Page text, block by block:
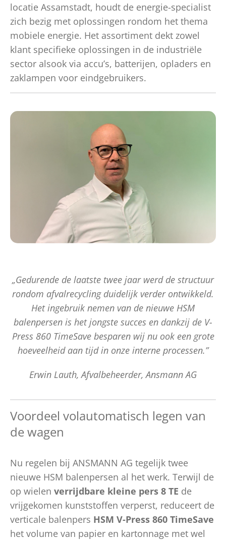
locatie Assamstadt, houdt de energie-specialist
zich bezig met oplossingen rondom het thema
mobiele energie. Het assortiment dekt zowel
klant specifieke oplossingen in de industriële
sector alsook via accu’s, batterijen, opladers en
zaklampen voor eindgebruikers.
„Gedurende de laatste twee jaar werd de structuur
rondom afvalrecycling duidelijk verder ontwikkeld.
Het ingebruik nemen van de nieuwe HSM
balenpersen is het jongste succes en dankzij de V-
Press 860 TimeSave besparen wij nu ook een grote
hoeveelheid aan tijd in onze interne processen.”
Erwin Lauth, Afvalbeheerder, Ansmann AG
Voordeel volautomatisch legen van
de wagen
Nu regelen bij ANSMANN AG tegelijk twee
nieuwe HSM balenpersen al het werk. Terwijl de
op wielen verrijdbare kleine pers 8 TE de
vrijgekomen kunststoffen verperst, reduceert de
verticale balenpers HSM V-Press 860 TimeSave
het volume van papier en kartonnage met wel